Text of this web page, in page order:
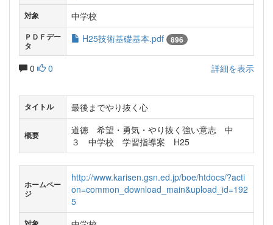
対象 中学校
ＰＤＦデー
タ
H25技術基礎基本.pdf 896
0 0 詳細を表示
タイトル 最後までやり抜く心
概要
道徳 希望・勇気・やり抜く強い意志 中
３ 中学校 学習指導案 H25
ホームペー
ジ
http://www.karisen.gsn.ed.jp/boe/htdocs/?acti
on=common_download_main&upload_id=192
5